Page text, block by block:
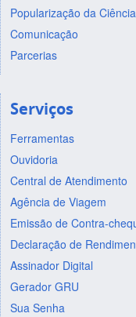
Popularização da Ciência
Comunicação
Parcerias
Serviços
Ferramentas
Ouvidoria
Central de Atendimento
Agência de Viagem
Emissão de Contra-
Declaração de
Assinador Digital
Gerador GRU
Sua Senha